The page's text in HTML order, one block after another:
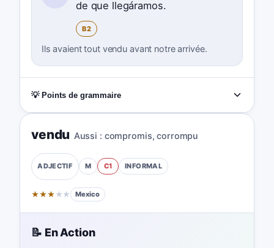
de que llegáramos.
B2
Ils avaient tout vendu avant notre arrivée.
💡 Points de grammaire
vendu Aussi : compromis,corrompu
ADJECTIF M C1 INFORMAL
★★★ ★ ★ Mexico
📝 En Action